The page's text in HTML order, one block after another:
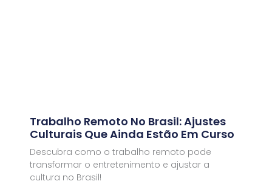
Trabalho Remoto No Brasil: Ajustes
Culturais Que Ainda Estão Em Curso
Descubra como o trabalho remoto pode
transformar o entretenimento e ajustar a
cultura no Brasil!